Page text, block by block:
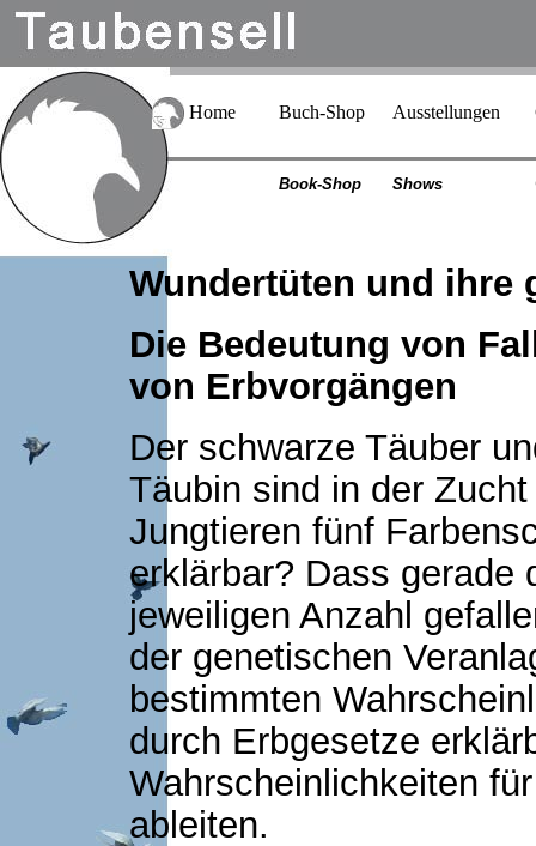
Home Buch-Shop Ausstellungen
Book-Shop Shows
Wundertüten und ihre
Die Bedeutung von
von Erbvorgängen
Der schwarze Täuber
Täubin sind in der Zucht
Jungtieren fünf
erklärbar? Dass gerade
jeweiligen Anzahl
der genetischen
bestimmten
durch Erbgesetze
Wahrscheinlichkeiten
ableiten.